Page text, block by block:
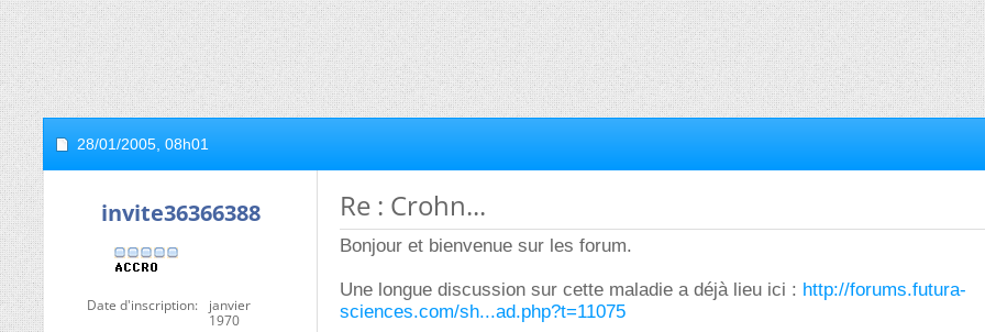
28/01/2005, 08h01
invite36366388
Date d'inscription
janvier
1970
Re : Crohn...
Bonjour et bienvenue sur les forum.
Une longue discussion sur cette maladie a déjà lieu ici : http://forums.futura-
sciences.com/sh...ad.php?t=11075